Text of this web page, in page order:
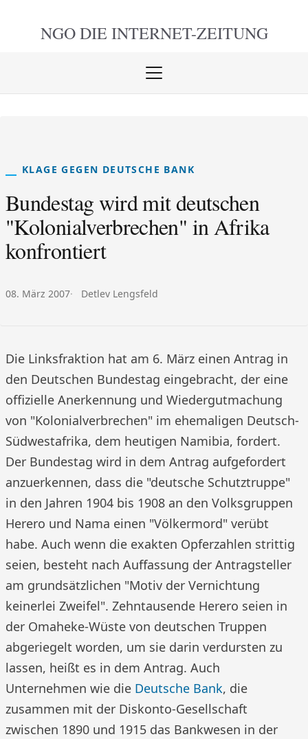
NGO DIE INTERNET-ZEITUNG
Menü
KLAGE GEGEN DEUTSCHE BANK
Bundestag wird mit deutschen
"Kolonialverbrechen" in Afrika
konfrontiert
Veröffentlicht am:
08. März 2007 Autor:
Detlev Lengsfeld
Die Linksfraktion hat am 6. März einen Antrag in
den Deutschen Bundestag eingebracht, der eine
offizielle Anerkennung und Wiedergutmachung
von "Kolonialverbrechen" im ehemaligen Deutsch-
Südwestafrika, dem heutigen Namibia, fordert.
Der Bundestag wird in dem Antrag aufgefordert
anzuerkennen, dass die "deutsche Schutztruppe"
in den Jahren 1904 bis 1908 an den Volksgruppen
Herero und Nama einen "Völkermord" verübt
habe. Auch wenn die exakten Opferzahlen strittig
seien, besteht nach Auffassung der Antragsteller
am grundsätzlichen "Motiv der Vernichtung
keinerlei Zweifel". Zehntausende Herero seien in
der Omaheke-Wüste von deutschen Truppen
abgeriegelt worden, um sie darin verdursten zu
lassen, heißt es in dem Antrag. Auch
Unternehmen wie die Deutsche Bank, die
zusammen mit der Diskonto-Gesellschaft
zwischen 1890 und 1915 das Bankwesen in der